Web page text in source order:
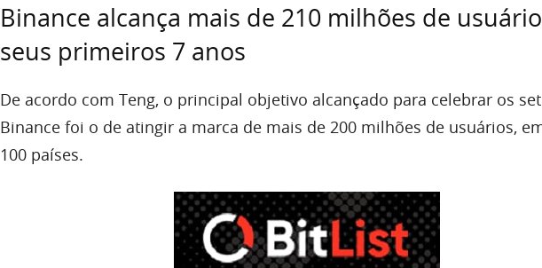
Binance alcança mais de 210 milhões de
seus primeiros 7 anos
De acordo com Teng, o principal objetivo alcançado para celebrar os
Binance foi o de atingir a marca de mais de 200 milhões de usuários,
100 países.